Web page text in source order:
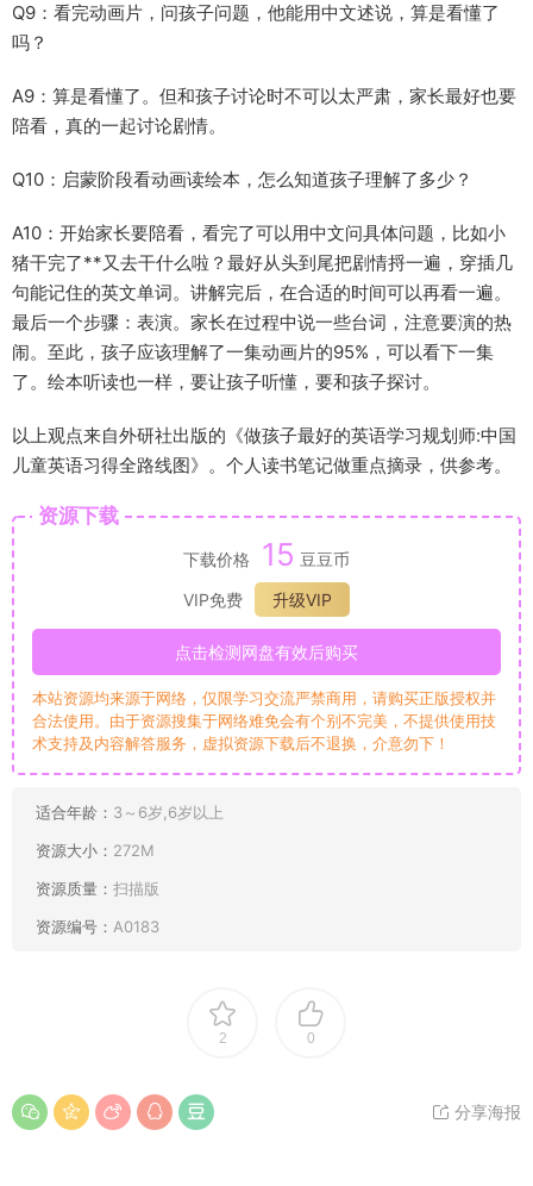
Q9：看完动画片，问孩子问题，他能用中文述说，算是看懂了
吗？
A9：算是看懂了。但和孩子讨论时不可以太严肃，家长最好也要
陪看，真的一起讨论剧情。
Q10：启蒙阶段看动画读绘本，怎么知道孩子理解了多少？
A10：开始家长要陪看，看完了可以用中文问具体问题，比如小
猪干完了**又去干什么啦？最好从头到尾把剧情捋一遍，穿插几
句能记住的英文单词。讲解完后，在合适的时间可以再看一遍。
最后一个步骤：表演。家长在过程中说一些台词，注意要演的热
闹。至此，孩子应该理解了一集动画片的95%，可以看下一集
了。绘本听读也一样，要让孩子听懂，要和孩子探讨。
以上观点来自外研社出版的《做孩子最好的英语学习规划师:中国
儿童英语习得全路线图》。个人读书笔记做重点摘录，供参考。
资源下载
下载价格 15 豆豆币
VIP免费
升级VIP
点击检测网盘有效后购买
本站资源均来源于网络，仅限学习交流严禁商用，请购买正版授权并
合法使用。由于资源搜集于网络难免会有个别不完美，不提供使用技
术支持及内容解答服务，虚拟资源下载后不退换，介意勿下！
适合年龄： 3～6岁,6岁以上
资源大小： 272M
资源质量： 扫描版
资源编号： A0183
2 0
分享海报